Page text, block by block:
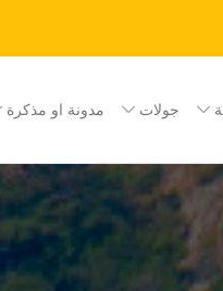
جولات مدونة او مذكرة